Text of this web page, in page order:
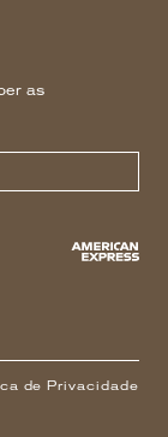
as
de Privacidade